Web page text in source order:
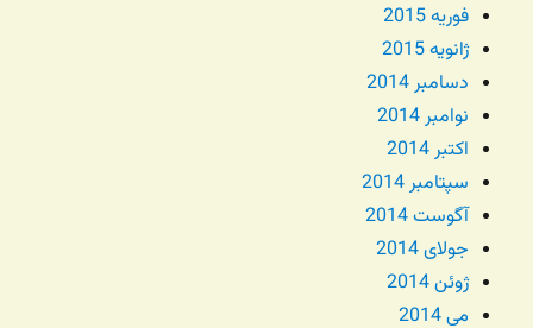
فوریه 2015
ژانویه 2015
دسامبر 2014
نوامبر 2014
اکتبر 2014
سپتامبر 2014
آگوست 2014
جولای 2014
ژوئن 2014
می 2014